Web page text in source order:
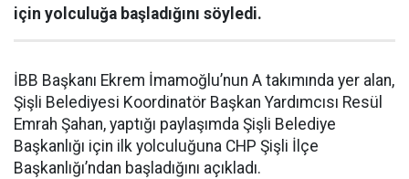
için yolculuğa başladığını söyledi.
İBB Başkanı Ekrem İmamoğlu’nun A takımında yer alan,
Şişli Belediyesi Koordinatör Başkan Yardımcısı Resül
Emrah Şahan, yaptığı paylaşımda Şişli Belediye
Başkanlığı için ilk yolculuğuna CHP Şişli İlçe
Başkanlığı’ndan başladığını açıkladı.